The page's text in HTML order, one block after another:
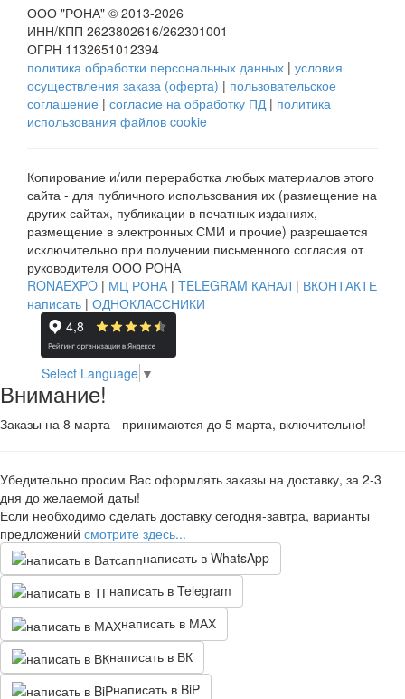
ООО "РОНА" © 2013-2026
ИНН/КПП 2623802616/262301001
ОГРН 1132651012394
политика обработки персональных данных | условия
осуществления заказа (оферта) | пользовательское
соглашение | согласие на обработку ПД| политика
использования файлов cookie
Копирование и/или переработка любых материалов этого
сайта - для публичного использования их (размещение на
других сайтах, публикации в печатных изданиях,
размещение в электронных СМИ и прочие) разрешается
исключительно при получении письменного согласия от
руководителя ООО РОНА
RONAEXPO | МЦ РОНА| TELEGRAM КАНАЛ | ВКОНТАКТЕ
написать | ОДНОКЛАССНИКИ
Select Language ▼
Внимание!
Заказы на 8 марта - принимаются до 5 марта, включительно!
Убедительно просим Вас оформлять заказы на доставку, за 2-3
дня до желаемой даты!
Если необходимо сделать доставку сегодня-завтра, варианты
предложений смотрите здесь...
написать в WhatsApp
написать в Telegram
написать в МАХ
написать в ВК
написать в BiP